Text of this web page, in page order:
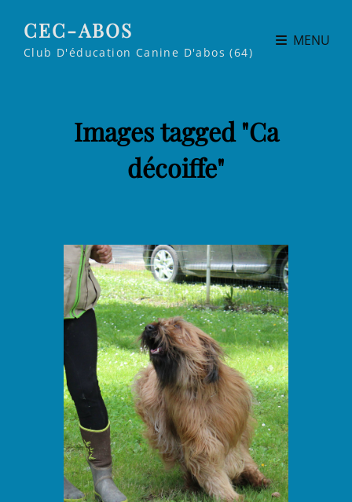
CEC-ABOS
Club D'éducation Canine D'abos (64)
MENU
Images tagged "Ca
décoiffe"